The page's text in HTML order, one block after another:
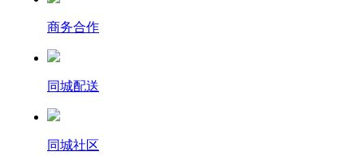
商务合作
同城配送
同城社区